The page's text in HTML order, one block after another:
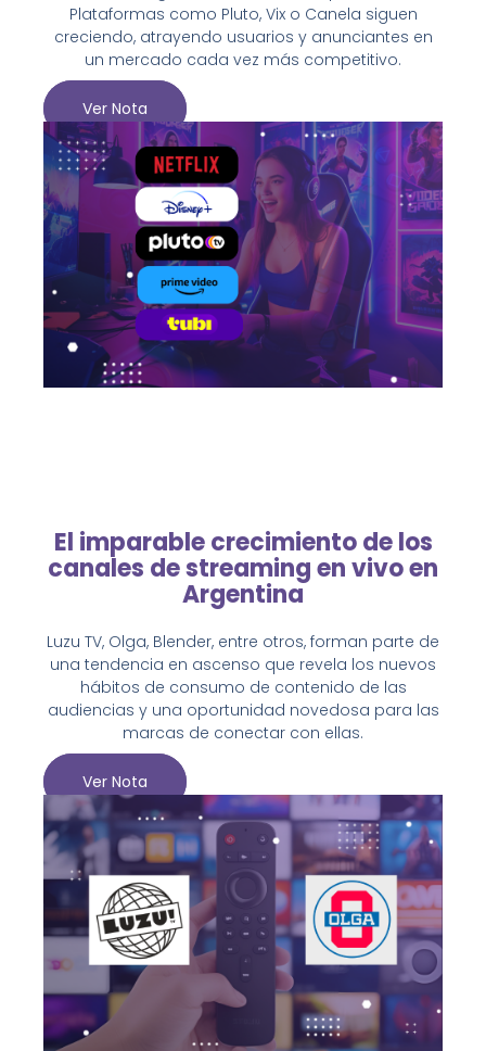
Plataformas como Pluto, Vix o Canela siguen
creciendo, atrayendo usuarios y anunciantes en
un mercado cada vez más competitivo.
Ver Nota
El imparable crecimiento de los
canales de streaming en vivo en
Argentina
Luzu TV, Olga, Blender, entre otros, forman parte de
una tendencia en ascenso que revela los nuevos
hábitos de consumo de contenido de las
audiencias y una oportunidad novedosa para las
marcas de conectar con ellas.
Ver Nota